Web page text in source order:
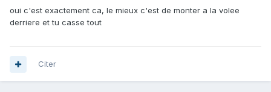
oui c'est exactement ca, le mieux c'est de monter a la volee
derriere et tu casse tout
Citer